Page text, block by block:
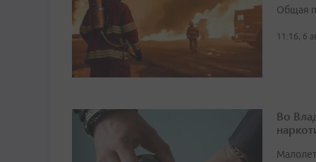
Общая
11:16, 6
Во